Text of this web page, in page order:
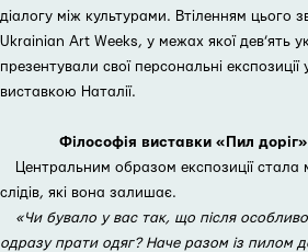
діалогу між культурами. Втіленням цього
Ukrainian Art Weeks, у межах якої дев’ять
презентували свої персональні експозиції
виставкою Наталії.
Філософія виставки «Пил доріг»
Центральним образом експозиції
слідів, які вона залишає.
«Чи бувало у вас так, що після
одразу прати одяг? Наче разом із пилом